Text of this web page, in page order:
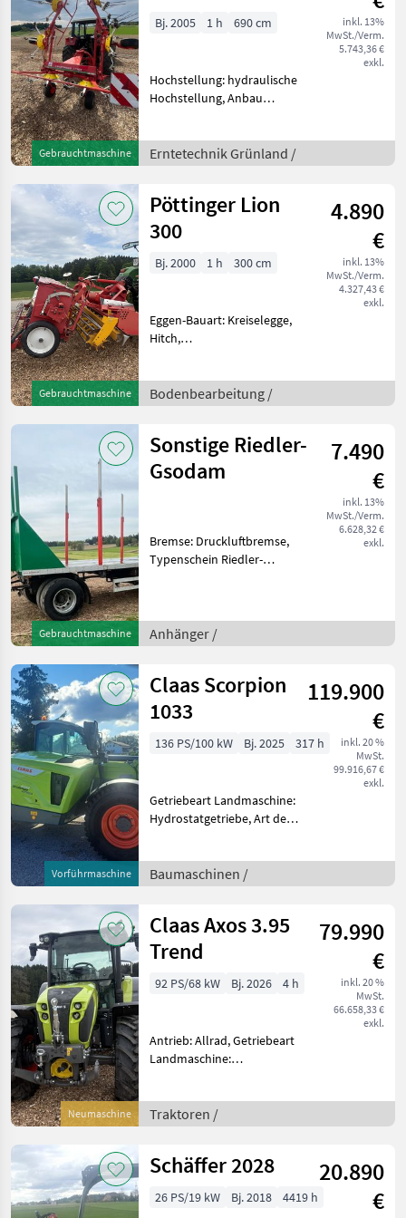
Gebrauchtmaschine
inkl. 13%
MwSt./Verm.
5.743,36 €
exkl.
Bj. 2005 1 h 690 cm
Hochstellung: hydraulische
Hochstellung, Anbau
Grenzstreueinrichtung
Pöttinger HIT 69N
2005, Gelenkwell
Erntetechnik Grünland /
Gebrauchtmaschine
Pöttinger Lion
300
4.890
€
inkl. 13%
MwSt./Verm.
4.327,43 €
exkl.
Bj. 2000 1 h 300 cm
Eggen-Bauart: Kreiselegge,
Hitch,
Lion 300 mit Feldherr
DM300 Rohrstabwalze,
Schlepplanke, Hubger
Bodenbearbeitung /
Gebrauchtmaschine
Sonstige Riedler-
Gsodam
7.490
€
inkl. 13%
MwSt./Verm.
6.628,32 €
exkl.
Bremse: Druckluftbremse,
Typenschein Riedler-
Nutzlast 12920kg, zul.GG
18000kg, Plateau
Anhänger /
Vorführmaschine
Claas Scorpion
1033
119.900
€
inkl. 20 %
MwSt.
99.916,67 €
exkl.
136 PS/100 kW Bj. 2025 317 h
Getriebeart Landmaschine:
Hydrostatgetriebe, Art der
Höchstgeschwindigkeit in
km/h: 40 km/h, Abgasstufe:
Anhängevorrichtung
Baumaschinen /
Neumaschine
Claas Axos 3.95
Trend
79.990
€
inkl. 20 %
MwSt.
66.658,33 €
exkl.
92 PS/68 kW Bj. 2026 4 h
Antrieb: Allrad, Getriebeart
Landmaschine:
Zapfwellendrehzahl:
540/540E,
km/h: 40 km/h, Aufladung:
Traktoren /
Schäffer 2028
20.890
€
26 PS/19 kW Bj. 2018 4419 h